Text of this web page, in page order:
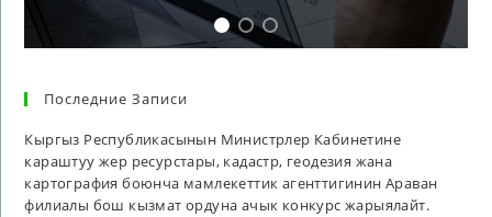
Последние Записи
Кыргыз Республикасынын Министрлер Кабинетине
караштуу жер ресурстары, кадастр, геодезия жана
картография боюнча мамлекеттик агенттигинин Араван
филиалы бош кызмат ордуна ачык конкурс жарыялайт.